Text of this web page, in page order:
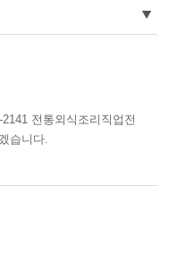
전통외식조리직업전
습니다.